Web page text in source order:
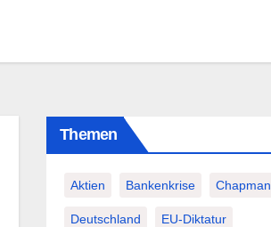
Themen
Aktien Bankenkrise Chapman
Deutschland EU-Diktatur